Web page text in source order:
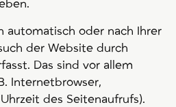
automatisch oder nach Ihrer
der Website durch
Das sind vor allem
Internetbrowser,
des Seitenaufrufs).